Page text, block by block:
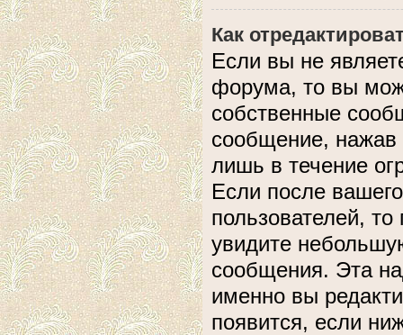
Как
Если вы не
форума, то вы
собственные
сообщение, нажав
лишь в течение
Если после
пользователей,
увидите
сообщения. Эта
именно вы
появится, если